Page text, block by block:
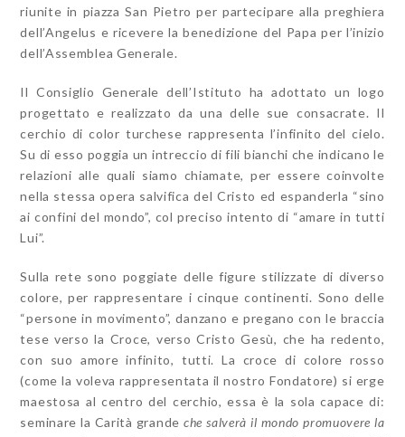
riunite in piazza San Pietro per partecipare alla preghiera
dell’Angelus e ricevere la benedizione del Papa per l’inizio
dell’Assemblea Generale.
Il Consiglio Generale dell’Istituto ha adottato un logo
progettato e realizzato da una delle sue consacrate. Il
cerchio di color turchese rappresenta l’infinito del cielo.
Su di esso poggia un intreccio di fili bianchi che indicano le
relazioni alle quali siamo chiamate, per essere coinvolte
nella stessa opera salvifica del Cristo ed espanderla “sino
ai confini del mondo”, col preciso intento di “amare in tutti
Lui”.
Sulla rete sono poggiate delle figure stilizzate di diverso
colore, per rappresentare i cinque continenti. Sono delle
“persone in movimento”, danzano e pregano con le braccia
tese verso la Croce, verso Cristo Gesù, che ha redento,
con suo amore infinito, tutti. La croce di colore rosso
(come la voleva rappresentata il nostro Fondatore) si erge
maestosa al centro del cerchio, essa è la sola capace di:
seminare la Carità grandeche salverà il mondo promuovere la